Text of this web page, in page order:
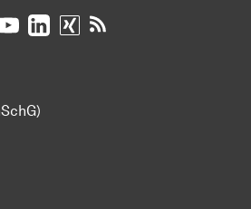
Insta­gram
auf Facebook
auf TikTok
Dortmund auf BlueSky
TU Dortmund auf YouTube
TU Dortmund auf LinkedIn
TU Dortmund auf XING